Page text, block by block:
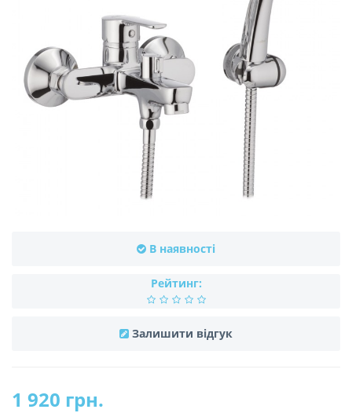
В наявності
Рейтинг:
Залишити відгук
1 920 грн.